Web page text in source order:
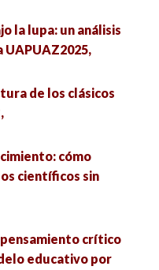
la lupa: un análisis
UAPUAZ2025,
de los clásicos
cómo
científicos sin
crítico
educativo por